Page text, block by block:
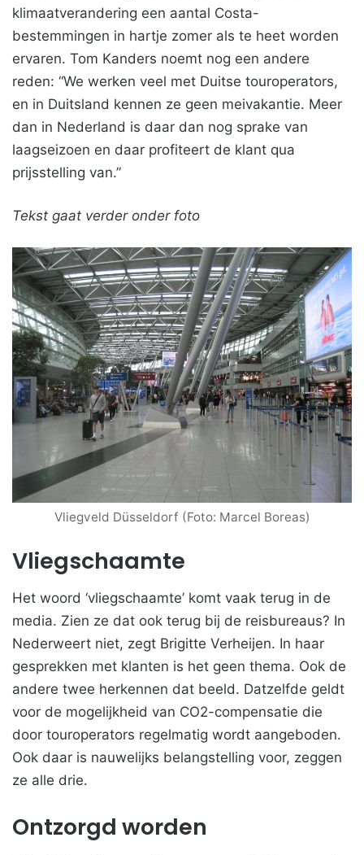
klimaatverandering een aantal Costa-
bestemmingen in hartje zomer als te heet worden
ervaren. Tom Kanders noemt nog een andere
reden: “We werken veel met Duitse touroperators,
en in Duitsland kennen ze geen meivakantie. Meer
dan in Nederland is daar dan nog sprake van
laagseizoen en daar profiteert de klant qua
prijsstelling van.”
Tekst gaat verder onder foto
Vliegveld Düsseldorf (Foto: Marcel Boreas)
Vliegschaamte
Het woord ‘vliegschaamte’ komt vaak terug in de
media. Zien ze dat ook terug bij de reisbureaus? In
Nederweert niet, zegt Brigitte Verheijen. In haar
gesprekken met klanten is het geen thema. Ook de
andere twee herkennen dat beeld. Datzelfde geldt
voor de mogelijkheid van CO2-compensatie die
door touroperators regelmatig wordt aangeboden.
Ook daar is nauwelijks belangstelling voor, zeggen
ze alle drie.
Ontzorgd worden